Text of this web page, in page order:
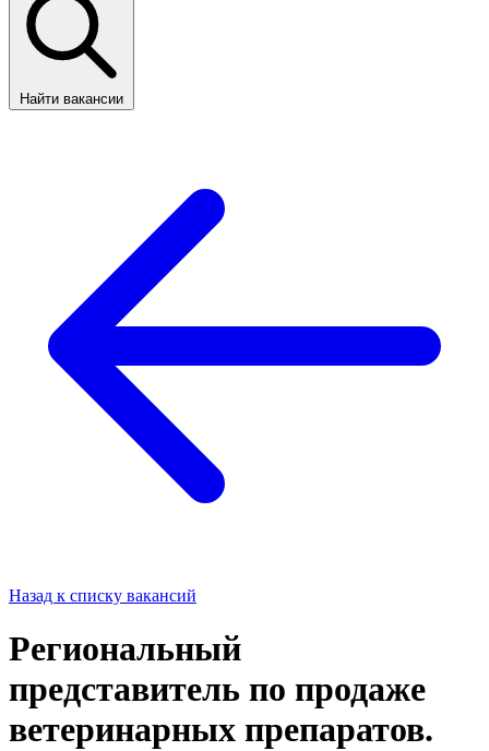
Найти вакансии
Назад к списку вакансий
Региональный
представитель по продаже
ветеринарных препаратов.